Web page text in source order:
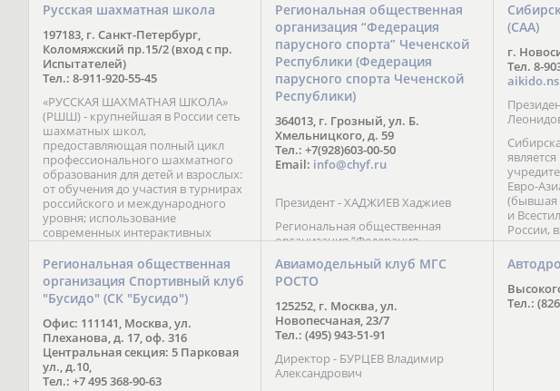
Русская шахматная школа
197183, г. Санкт-Петербург,
Коломяжский пр.15/2 (вход с пр.
Испытателей)
Тел.: 8-911-920-55-45
«РУССКАЯ ШАХМАТНАЯ ШКОЛА»
(РШШ) - крупнейшая в России сеть
шахматных школ,
предоставляющая полный цикл
профессионального шахматного
образования для детей и взрослых:
от обучения до участия в турнирах
российского и международного
уровня; использование
современных интерактивных
методик подачи материала;
обучение на русском и английском
языках; специалисты с опытом
преподавания более 20 лет;
направленность на общее
развитие ребенка: проведение
творческих мастер-классов, уроков
по истории и литературе,
организация регулярных
шахматных сборов на спортивных
Региональная общественная
организация “Федерация
парусного спорта” Чеченской
Республики (Федерация
парусного спорта Чеченской
Республики)
364013, г. Грозный, ул. Б.
Хмельницкого, д. 59
Тел.: +7(928)603-00-50
Email: info@chyf.ru
Президент - ХАДЖИЕВ Хаджиев
Региональная общественная
организация “Федерация
парусного спорта” Чеченской
Республики начала свою
деятельность в декабре 2016 года.
Миссия федерации состоит в
популяризации парусного спорта,
привлечении и содействии
развитию спорта в этом регионе и
спортсменов на российских и
международных соревнованиях.
(САА)
г.
Тел. 8-
Евро-
(бывшая
и
России,
России,
является
Региональная общественная
организация Спортивный клуб
"Бусидо" (СК "Бусидо")
Офис: 111141, Москва, ул.
Плеханова, д. 17, оф. 316
Центральная секция: 5 Парковая
ул., д.10,
Тел.: +7 495 368-90-63
Авиамодельный клуб МГС
РОСТО
125252, г. Москва, ул.
Новопесчаная, 23/7
Тел.: (495) 943-51-91
Директор - БУРЦЕВ Владимир
Александрович
Тел.: